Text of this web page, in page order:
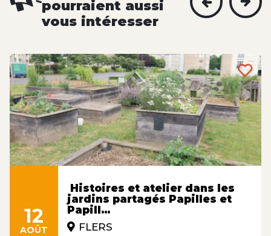
pourraient aussi
vous intéresser
12
AOÛT
Histoires et atelier dans les
jardins partagés Papilles et
Papill...
FLERS